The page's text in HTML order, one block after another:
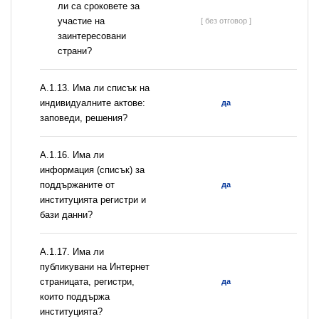
ли са сроковете за
участие на
заинтересовани
страни?
[ без отговор ]
А.1.13. Има ли списък на
индивидуалните актове:
заповеди, решения?
да
А.1.16. Има ли
информация (списък) за
поддържаните от
институцията регистри и
бази данни?
да
А.1.17. Има ли
публикувани на Интернет
страницата, регистри,
които поддържа
институцията?
да